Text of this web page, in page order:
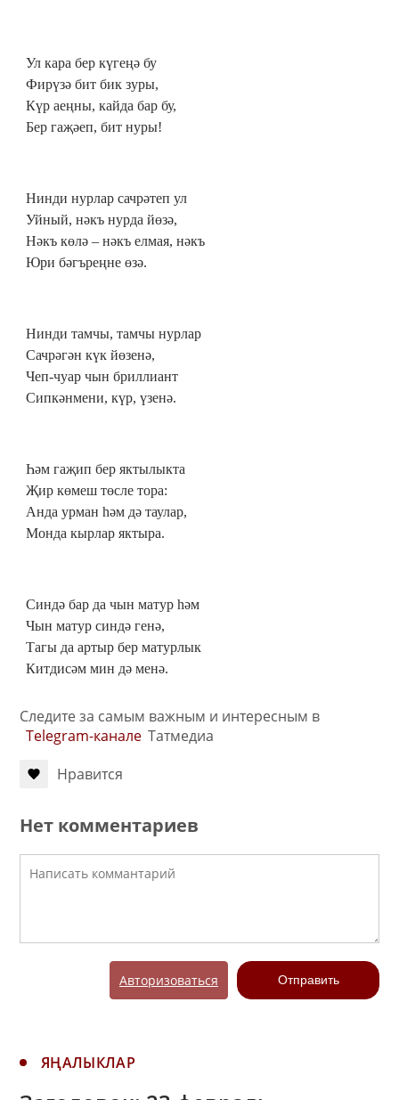
Ул кара бер күгеңә бу
Фирүзә бит бик зуры,
Күр аеңны, кайда бар бу,
Бер гаҗәеп, бит нуры!
Нинди нурлар сачрәтеп ул
Уйный, нәкъ нурда йөзә,
Нәкъ көлә – нәкъ елмая, нәкъ
Юри бәгъреңне өзә.
Нинди тамчы, тамчы нурлар
Сачрәгән күк йөзенә,
Чеп-чуар чын бриллиант
Сипкәнмени, күр, үзенә.
Һәм гаҗип бер яктылыкта
Җир көмеш төсле тора:
Анда урман һәм дә таулар,
Монда кырлар яктыра.
Синдә бар да чын матур һәм
Чын матур синдә генә,
Тагы да артыр бер матурлык
Китдисәм мин дә менә.
Следите за самым важным и интересным в
Telegram-канале Татмедиа
Нравится
Нет комментариев
Авторизоваться Отправить
ЯҢАЛЫКЛАР